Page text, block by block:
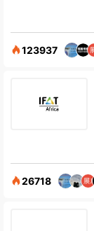
123937
26718